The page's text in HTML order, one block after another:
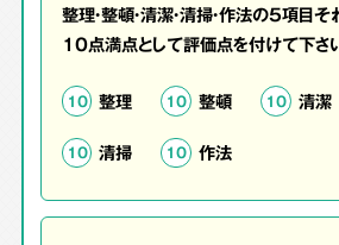
整理・整頓・清潔・清掃・作法の5項目
10点満点として評価点を付けて下さ
10 整理 10 整頓 10 清潔
10 清掃 10 作法